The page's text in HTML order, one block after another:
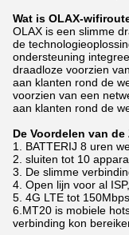
Wat is OLAX-
OLAX is een slimme
de
ondersteuning
draadloze voorzien
aan klanten rond de
voorzien van een
aan klanten rond de
De Voordelen van
1. BATTERIJ 8 uren
2. sluiten tot 10
3. De slimme
4. Open lijn voor al
5. 4G LTE tot
6.MT20 is mobiele
verbinding kon